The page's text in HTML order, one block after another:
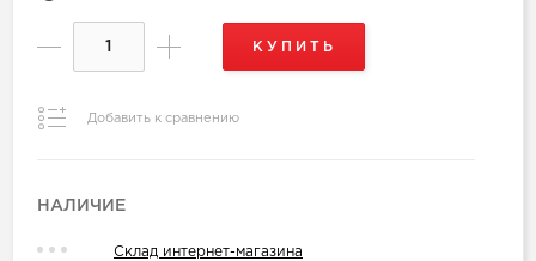
КУПИТЬ
Добавить к сравнению
НАЛИЧИЕ
Склад интернет-магазина